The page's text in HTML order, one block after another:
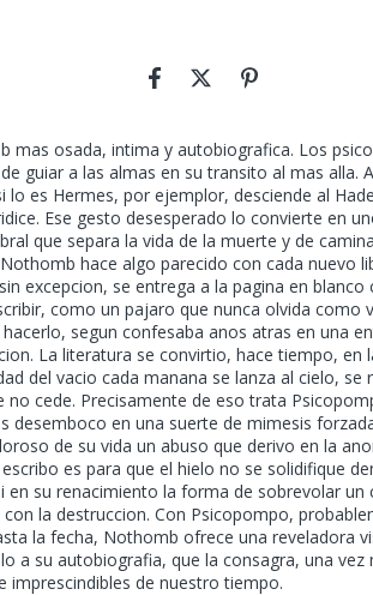
mas osada, intima y autobiografica. Los
guiar a las almas en su transito al mas alla.
es Hermes, por ejemplor, desciende al
Ese gesto desesperado lo convierte en
que separa la vida de la muerte y de
hace algo parecido con cada nuevo
excepcion, se entrega a la pagina en blanco
como un pajaro que nunca olvida como
segun confesaba anos atras en una
La literatura se convirtio, hace tiempo, en
del vacio cada manana se lanza al cielo, se
no cede. Precisamente de eso trata
desemboco en una suerte de mimesis
de su vida un abuso que derivo en la
es para que el hielo no se solidifique
en su renacimiento la forma de sobrevolar
la destruccion. Con Psicopompo,
la fecha, Nothomb ofrece una reveladora
a su autobiografia, que la consagra, una vez
imprescindibles de nuestro tiempo.